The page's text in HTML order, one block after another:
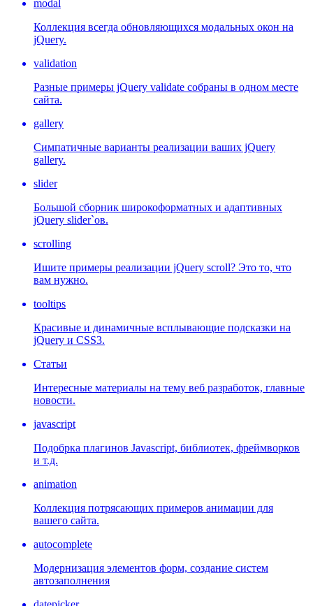
modal
Коллекция всегда обновляющихся модальных окон на
jQuery.
validation
Разные примеры jQuery validate собраны в одном месте
сайта.
gallery
Симпатичные варианты реализации ваших jQuery
gallery.
slider
Большой сборник широкоформатных и адаптивных
jQuery slider`ов.
scrolling
Ишите примеры реализации jQuery scroll? Это то, что
вам нужно.
tooltips
Красивые и динамичные всплывающие подсказки на
jQuery и CSS3.
Статьи
Интересные материалы на тему веб разработок, главные
новости.
javascript
Подобрка плагинов Javascript, библиотек, фреймворков
и т.д.
animation
Коллекция потрясающих примеров анимации для
вашего сайта.
autocomplete
Модернизация элементов форм, создание систем
автозаполнения